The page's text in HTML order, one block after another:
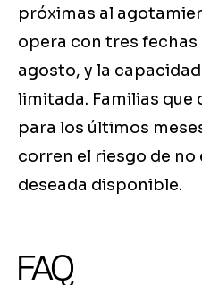
próximas al
opera con tres
agosto, y la
limitada. Familias
para los últimos
corren el riesgo de
deseada disponible.
FAQ